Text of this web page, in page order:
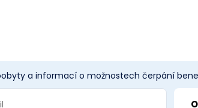
a informací o možnostech čerpání